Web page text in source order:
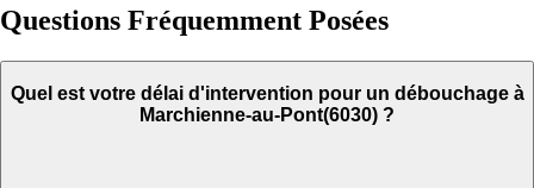
Questions Fréquemment Posées
Quel est votre délai d'intervention pour un débouchage à
Marchienne-au-Pont(6030) ?